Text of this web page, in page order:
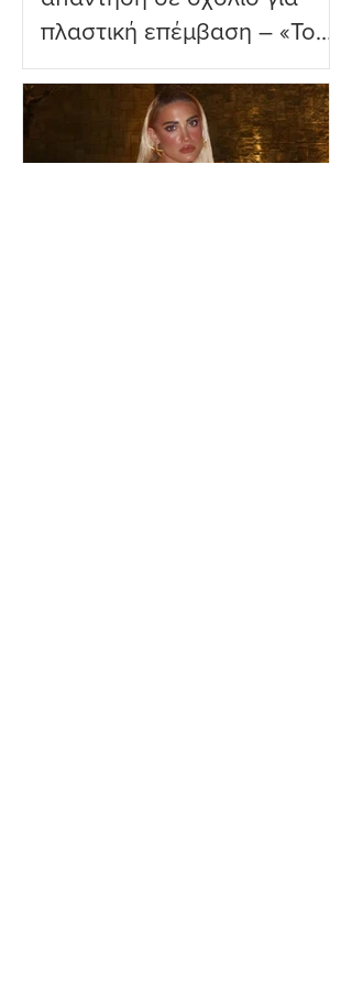
πλαστική επέμβαση – «Το
ωραιότερο σχόλιο που